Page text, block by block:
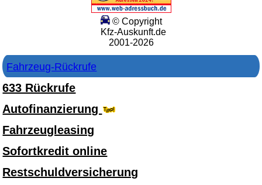
© Copyright
Kfz-Auskunft.de
2001-2026
Fahrzeug-Rückrufe
633 Rückrufe
Autofinanzierung
Fahrzeugleasing
Sofortkredit online
Restschuldversicherung